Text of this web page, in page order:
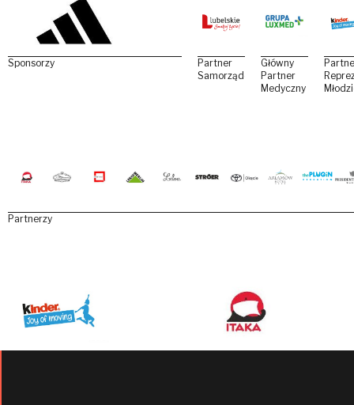
Sponsorzy
Partner
Samorządowy
Główny
Partner
Medyczny
Partnerzy